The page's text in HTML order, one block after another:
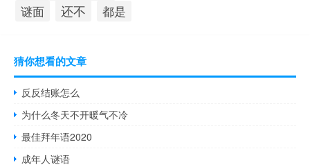
谜面 还不 都是
猜你想看的文章
反反结账怎么
为什么冬天不开暖气不冷
最佳拜年语2020
成年人谜语